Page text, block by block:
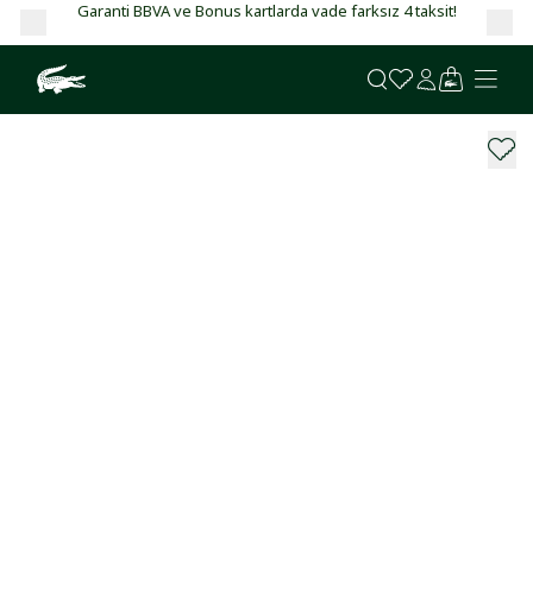
Garanti BBVA ve Bonus kartlarda vade farksız 4 taksit!